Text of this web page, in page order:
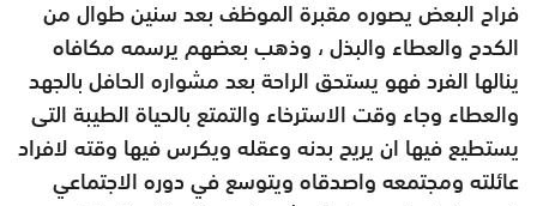
فراح البعض يصوره مقبرة الموظف بعد سنين طوال من
الكدح والعطاء والبذل ، وذهب بعضهم يرسمه مكافاه
ينالها الفرد فهو يستحق الراحة بعد مشواره الحافل بالجهد
والعطاء وجاء وقت الاسترخاء والتمتع بالحياة الطيبة التى
يستطيع فيها ان يريح بدنه وعقله ويكرس فيها وقته لافراد
عائلته ومجتمعه واصدقاه ويتوسع في دوره الاجتماعي